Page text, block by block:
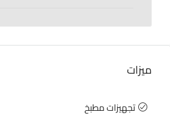
ميزات
تجهيزات مطبخ